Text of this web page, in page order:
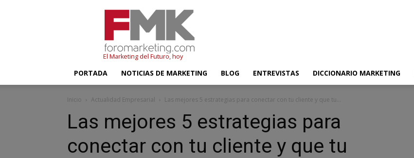
El Marketing del Futuro, hoy
PORTADA NOTICIAS DE MARKETING BLOG ENTREVISTAS DICCIONARIO MARKETING
Inicio Actualidad Empresarial Las mejores 5 estrategias para conectar con tu cliente y que tu...
Las mejores 5 estrategias para
conectar con tu cliente y que tu